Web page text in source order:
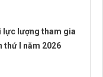
lực lượng tham gia
thứ I năm 2026